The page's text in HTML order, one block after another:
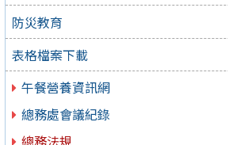
防災教育
表格檔案下載
午餐營養資訊網
總務處會議紀錄
總務法規